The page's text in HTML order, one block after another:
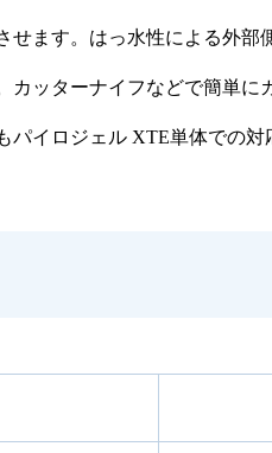
ます。はっ水性による外
ッターナイフなどで簡単
イロジェル XTE単体での対